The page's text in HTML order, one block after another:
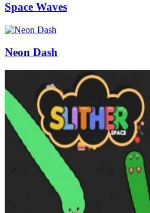
Space Waves
Neon Dash